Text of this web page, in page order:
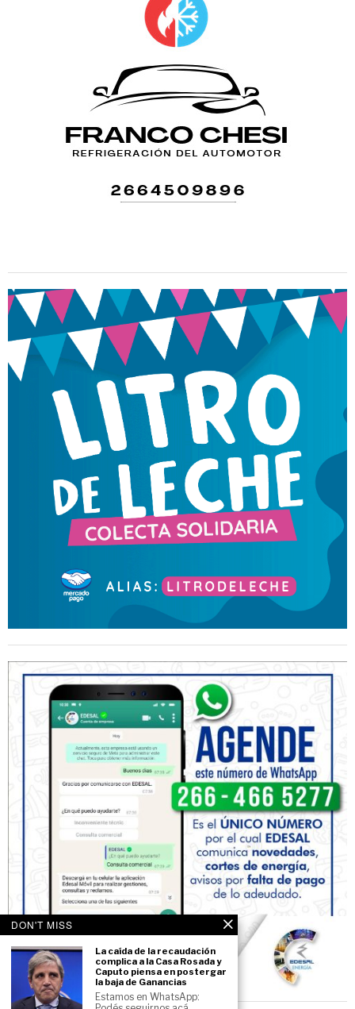
DON'T MISS
La caída de la recaudación
complica a la Casa Rosada y
Caputo piensa en postergar
la baja de Ganancias
Estamos en WhatsApp: